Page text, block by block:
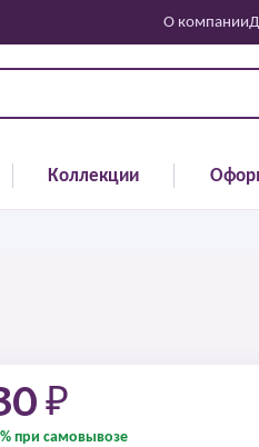
О компании
Коллекции
₽
при самовывозе